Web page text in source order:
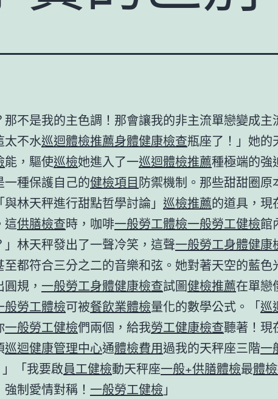
那不是我的主色調！那會讓我的非主流單戀變成主
太不水巡迴體檢推薦身體健康檢查瓶座了！」她的
能，驅使巡檢她進入了一巡迴體檢推薦種極端的強
一種保護自己的健檢項目防禦機制。那些甜甜圈原
林天秤進行甜點哲學討論」 巡檢推薦的道具，現
這供膳檢查時，咖啡一般勞工體檢一般勞工健檢館
」林天秤發出了一聲冷笑，這聲一般勞工身體健康
至都符合三分之二的音樂和弦。她對著天空的藍色
圓規， 一般勞工身體健康檢查試圖健檢推薦在單戀
般勞工體檢可被餐飲業體檢量化的數學公式。「巡
一般勞工健檢們兩個，給我勞工健康檢查聽著！現
巡迴健康管理中心通體檢費用過我的天秤座三階一
「我要啟員工健檢動天秤座一般+供膳體檢最體
制愛情對稱！ 一般勞工健檢 」